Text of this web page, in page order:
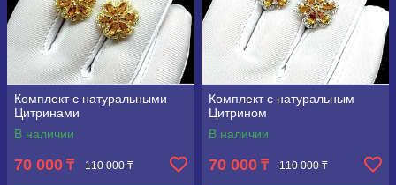
Комплект с натуральными
Цитринами
В наличии
70 000 ₸ 110 000 ₸
Комплект с натуральным
Цитрином
В наличии
70 000 ₸ 110 000 ₸